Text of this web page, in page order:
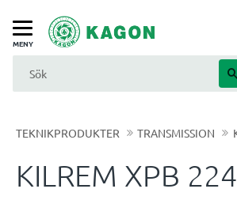
Meny
TEKNIKPRODUKTER TRANSMISSION
KILREM XPB